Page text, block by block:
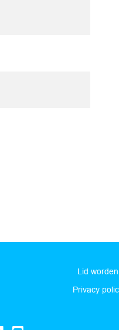
Lid worden
Privacy